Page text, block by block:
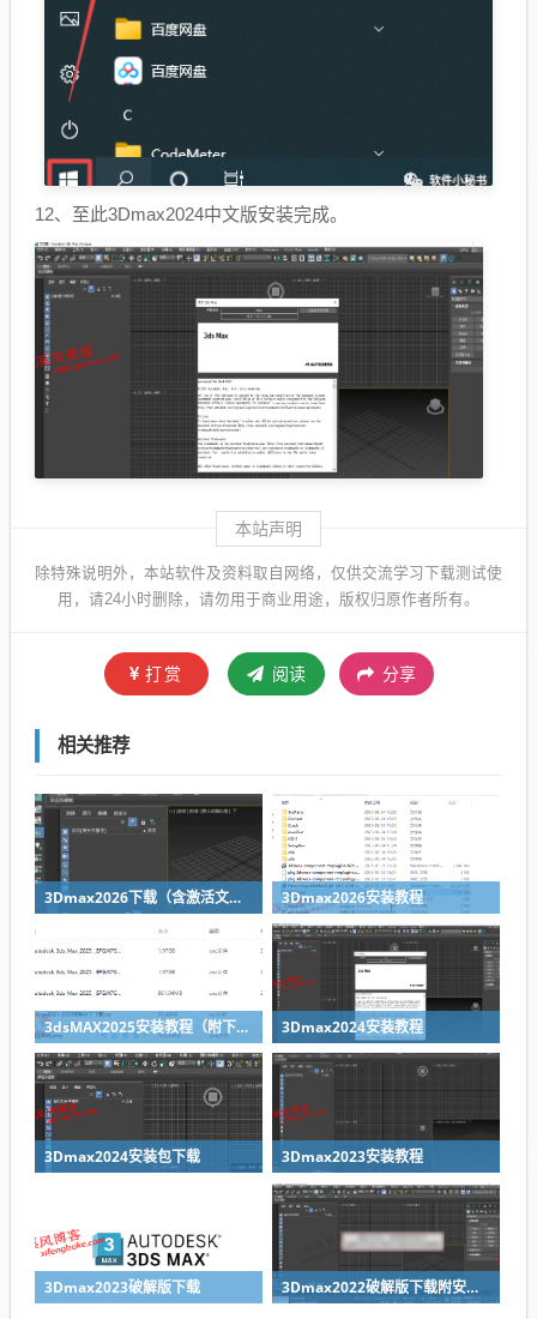
12、至此3Dmax2024中文版安装完成。
本站声明
除特殊说明外，本站软件及资料取自网络，仅供交流学习下载测试使
用，请24小时删除，请勿用于商业用途，版权归原作者所有。
打赏 阅读 分享
相关推荐
3Dmax2026下载（含激活文件） 3Dmax2026安装教程
3dsMAX2025安装教程（附下载地址） 3Dmax2024安装教程
3Dmax2024安装包下载 3Dmax2023安装教程
3Dmax2023破解版下载 3Dmax2022破解版下载附安装教程